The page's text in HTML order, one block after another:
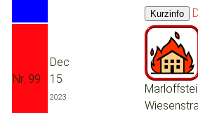
Nr. 99
Dec
15
2023